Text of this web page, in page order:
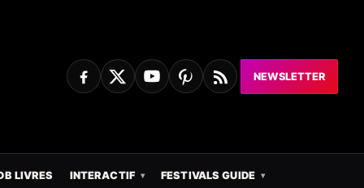
NEWSLETTER
LIVRES INTERACTIF FESTIVALS GUIDE